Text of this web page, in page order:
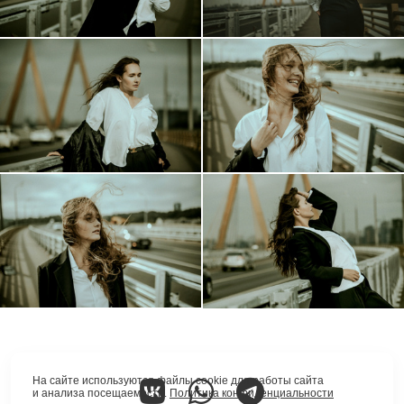
На сайте используются файлы cookie для работы сайта
и анализа посещаемости. Политика конфиденциальности